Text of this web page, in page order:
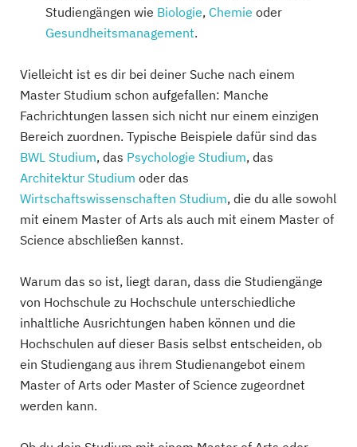
Studiengängen wie Biologie, Chemie oder
Gesundheitsmanagement.
Vielleicht ist es dir bei deiner Suche nach einem
Master Studium schon aufgefallen: Manche
Fachrichtungen lassen sich nicht nur einem einzigen
Bereich zuordnen. Typische Beispiele dafür sind das
BWL Studium, das Psychologie Studium, das
Architektur Studium oder das
Wirtschaftswissenschaften Studium, die du alle sowohl
mit einem Master of Arts als auch mit einem Master of
Science abschließen kannst.
Warum das so ist, liegt daran, dass die Studiengänge
von Hochschule zu Hochschule unterschiedliche
inhaltliche Ausrichtungen haben können und die
Hochschulen auf dieser Basis selbst entscheiden, ob
ein Studiengang aus ihrem Studienangebot einem
Master of Arts oder Master of Science zugeordnet
werden kann.